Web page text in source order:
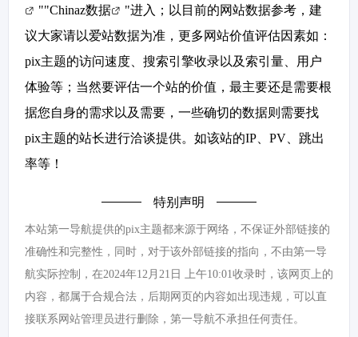
""Chinaz数据
"进入；以目前的网站数据参考，建
议大家请以爱站数据为准，更多网站价值评估因素如：
pix主题的访问速度、搜索引擎收录以及索引量、用户
体验等；当然要评估一个站的价值，最主要还是需要根
据您自身的需求以及需要，一些确切的数据则需要找
pix主题的站长进行洽谈提供。如该站的IP、PV、跳出
率等！
特别声明
本站第一导航提供的pix主题都来源于网络，不保证外部链接的
准确性和完整性，同时，对于该外部链接的指向，不由第一导
航实际控制，在2024年12月21日 上午10:01收录时，该网页上的
内容，都属于合规合法，后期网页的内容如出现违规，可以直
接联系网站管理员进行删除，第一导航不承担任何责任。